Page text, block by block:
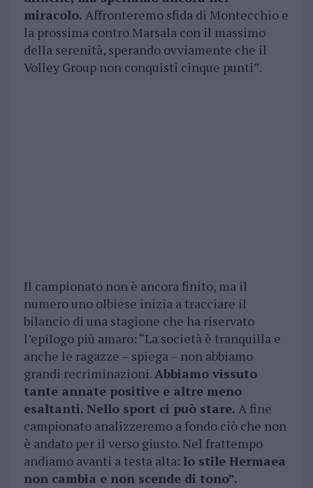
miracolo. Affronteremo sfida di Montecchio e
la prossima contro Marsala con il massimo
della serenità, sperando ovviamente che il
Volley Group non conquisti cinque punti”.
Il campionato non è ancora finito, ma il
numero uno olbiese inizia a tracciare il
bilancio di una stagione che ha riservato
l’epilogo più amaro: “La società è tranquilla e
anche le ragazze – spiega – non abbiamo
grandi recriminazioni.Abbiamo vissuto
tante annate positive e altre meno
esaltanti. Nello sport ci può stare. A fine
campionato analizzeremo a fondo ciò che non
è andato per il verso giusto. Nel frattempo
andiamo avanti a testa alta: lo stile Hermaea
non cambia e non scende di tono”.